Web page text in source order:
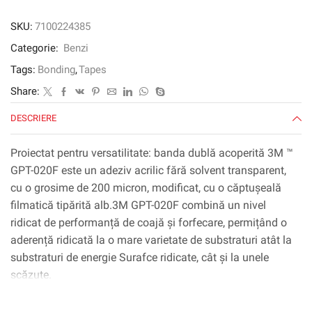
0,2
SKU: 7100224385
Categorie: Benzi
Tags: Bonding,Tapes
Share:
DESCRIERE
Proiectat pentru versatilitate: banda dublă acoperită 3M ™
GPT-020F este un adeziv acrilic fără solvent transparent,
cu o grosime de 200 micron, modificat, cu o căptușeală
filmatică tipărită alb.3M GPT-020F combină un nivel
ridicat de performanță de coajă și forfecare, permițând o
aderență ridicată la o mare varietate de substraturi atât la
substraturi de energie Surafce ridicate, cât și la unele
scăzute.